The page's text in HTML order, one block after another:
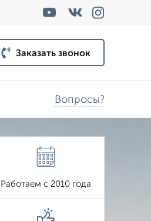
Заказать звонок
Вопросы?
Работаем с 2010 года